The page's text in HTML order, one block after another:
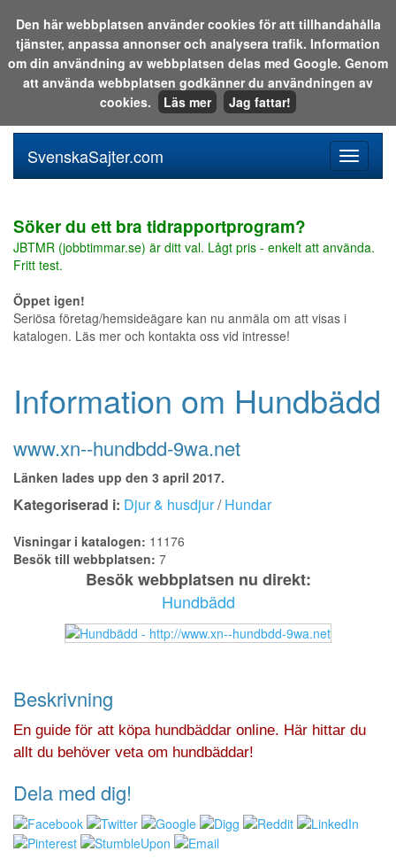
Sök i katalogen eller på webben:
meny
SvenskaSajter.com
Söker du ett bra tidrapportprogram?
JBTMR (jobbtimmar.se) är ditt val. Lågt pris - enkelt att använda.
Fritt test.
Öppet igen!
Seriösa företag/hemsideägare kan nu anmäla om att visas i
katalogen. Läs mer och kontakta oss vid intresse!
Information om Hundbädd
www.xn--hundbdd-9wa.net
Länken lades upp den 3 april 2017.
Kategoriserad i: Djur & husdjur/Hundar
Visningar i katalogen: 11176
Besök till webbplatsen: 7
Besök webbplatsen nu direkt:
Hundbädd
Beskrivning
En guide för att köpa hundbäddar online. Här hittar du
allt du behöver veta om hundbäddar!
Dela med dig!
Den här webbplatsen använder cookies för att tillhandahålla
tjänster, anpassa annonser och analysera trafik. Information
om din användning av webbplatsen delas med Google. Genom
att använda webbplatsen godkänner du användningen av
cookies.
Läs mer Jag fattar!